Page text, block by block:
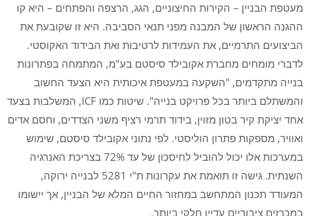
מעטפת הבניין – הקירות החיצוניים, הגג, הרצפה והפתחים – היא קו
ההגנה הראשון של המבנה מפני תנאי הסביבה. היא זו שקובעת את
הביצועים התרמיים, את העמידות לרטיבות ואת הבידוד האקוסטי.
לדברי מומחים מחברת אקובילד סיסטם בע"מ, המתמחה בפתרונות
בנייה מתקדמים, "השקעה במעטפת איכותית היא הצעד החשוב
והמשתלם ביותר בכל פרויקט בנייה". שיטות כמו ICF, המשלבות בצעד
אחד יציקת קיר בטון מזוין, בידוד תרמי רציף משני הצדדים, וחסם אדים
ואוויר, מספקות פתרון הוליסטי. לפי נתוני אקובילד סיסטם, שימוש
במערכות אלו יכול להוביל לחיסכון של עד 72% בצריכת האנרגיה
השנתית. גישה זו תואמת את עקרונות ת"י 5281 לבנייה ירוקה,
המעודד תכנון המתחשב במחזור החיים המלא של הבניין, אך יישומו
במכרזים ציבוריים עדיין חלקי ביותר.